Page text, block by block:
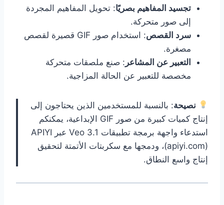
تجسيد المفاهيم بصريًا: تحويل المفاهيم المجردة
إلى صور متحركة.
سرد القصص
: استخدام صور GIF قصيرة لقصص
مصغرة.
التعبير عن المشاعر : صنع ملصقات متحركة
مخصصة للتعبير عن الحالة المزاجية.
نصيحة: بالنسبة للمستخدمين الذين يحتاجون إلى
إنتاج كميات كبيرة من صور GIF الإبداعية، يمكنكم
استدعاء واجهة برمجة تطبيقات Veo 3.1 عبر APIYI
(apiyi.com)، ودمجها مع سكربتات الأتمتة لتحقيق
إنتاج واسع النطاق.